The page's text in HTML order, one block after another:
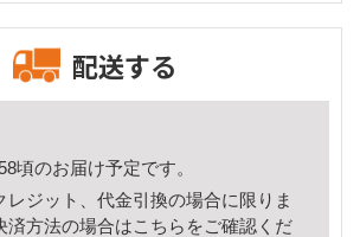
配送する
頃のお届け予定です。
レジット、代金引換の場合に限りま
済方法の場合はこちら をご確認くだ